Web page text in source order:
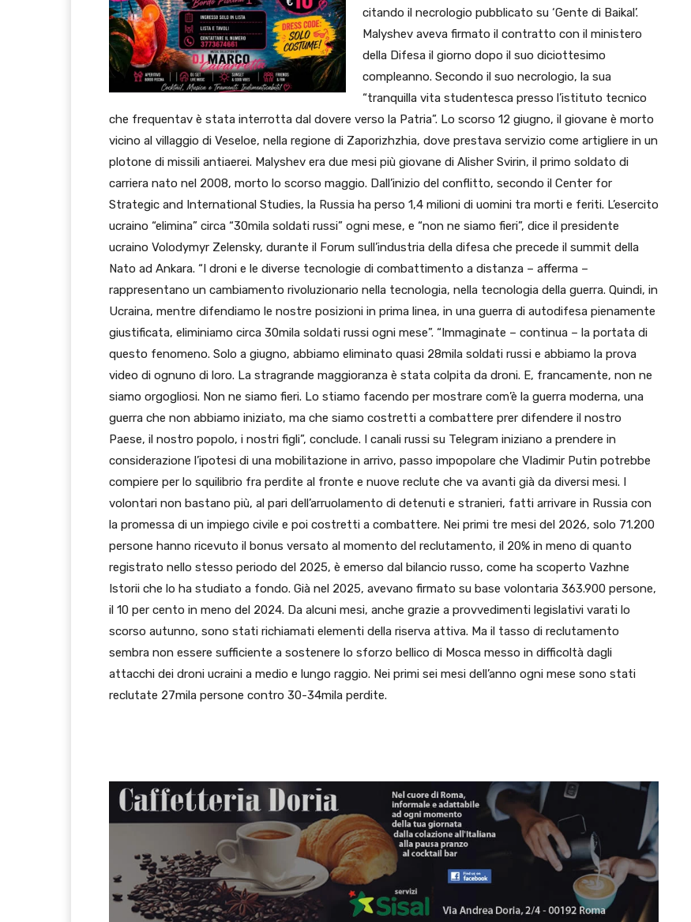
citando il necrologio pubblicato su ‘Gente di Baikal’.
Malyshev aveva firmato il contratto con il ministero
della Difesa il giorno dopo il suo diciottesimo
compleanno. Secondo il suo necrologio, la sua
“tranquilla vita studentesca presso l’istituto tecnico
che frequentav è stata interrotta dal dovere verso la Patria”. Lo scorso 12 giugno, il giovane è morto
vicino al villaggio di Veseloe, nella regione di Zaporizhzhia, dove prestava servizio come artigliere in un
plotone di missili antiaerei. Malyshev era due mesi più giovane di Alisher Svirin, il primo soldato di
carriera nato nel 2008, morto lo scorso maggio. Dall’inizio del conflitto, secondo il Center for
Strategic and International Studies, la Russia ha perso 1,4 milioni di uomini tra morti e feriti. L’esercito
ucraino “elimina” circa “30mila soldati russi” ogni mese, e “non ne siamo fieri”, dice il presidente
ucraino Volodymyr Zelensky, durante il Forum sull’industria della difesa che precede il summit della
Nato ad Ankara. “I droni e le diverse tecnologie di combattimento a distanza – afferma –
rappresentano un cambiamento rivoluzionario nella tecnologia, nella tecnologia della guerra. Quindi, in
Ucraina, mentre difendiamo le nostre posizioni in prima linea, in una guerra di autodifesa pienamente
giustificata, eliminiamo circa 30mila soldati russi ogni mese”. “Immaginate – continua – la portata di
questo fenomeno. Solo a giugno, abbiamo eliminato quasi 28mila soldati russi e abbiamo la prova
video di ognuno di loro. La stragrande maggioranza è stata colpita da droni. E, francamente, non ne
siamo orgogliosi. Non ne siamo fieri. Lo stiamo facendo per mostrare com’è la guerra moderna, una
guerra che non abbiamo iniziato, ma che siamo costretti a combattere prer difendere il nostro
Paese, il nostro popolo, i nostri figli”, conclude. I canali russi su Telegram iniziano a prendere in
considerazione l’ipotesi di una mobilitazione in arrivo, passo impopolare che Vladimir Putin potrebbe
compiere per lo squilibrio fra perdite al fronte e nuove reclute che va avanti già da diversi mesi. I
volontari non bastano più, al pari dell’arruolamento di detenuti e stranieri, fatti arrivare in Russia con
la promessa di un impiego civile e poi costretti a combattere. Nei primi tre mesi del 2026, solo 71.200
persone hanno ricevuto il bonus versato al momento del reclutamento, il 20% in meno di quanto
registrato nello stesso periodo del 2025, è emerso dal bilancio russo, come ha scoperto Vazhne
Istorii che lo ha studiato a fondo. Già nel 2025, avevano firmato su base volontaria 363.900 persone,
il 10 per cento in meno del 2024. Da alcuni mesi, anche grazie a provvedimenti legislativi varati lo
scorso autunno, sono stati richiamati elementi della riserva attiva. Ma il tasso di reclutamento
sembra non essere sufficiente a sostenere lo sforzo bellico di Mosca messo in difficoltà dagli
attacchi dei droni ucraini a medio e lungo raggio. Nei primi sei mesi dell’anno ogni mese sono stati
reclutate 27mila persone contro 30-34mila perdite.